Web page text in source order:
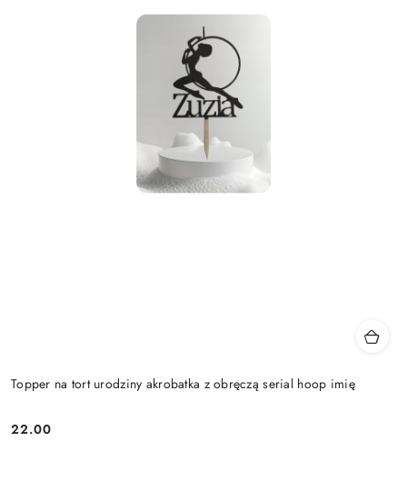
Topper na tort urodziny akrobatka z obręczą serial hoop imię
Cena:
22.00